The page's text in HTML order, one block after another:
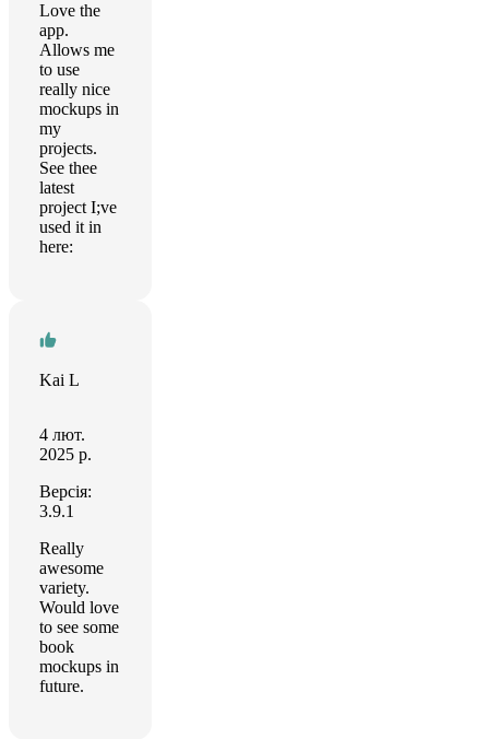
Love the
app.
Allows me
to use
really nice
mockups in
my
projects.
See thee
latest
project I;ve
used it in
here:
Kai L
4 лют.
2025 р.
Версія:
3.9.1
Really
awesome
variety.
Would love
to see some
book
mockups in
future.